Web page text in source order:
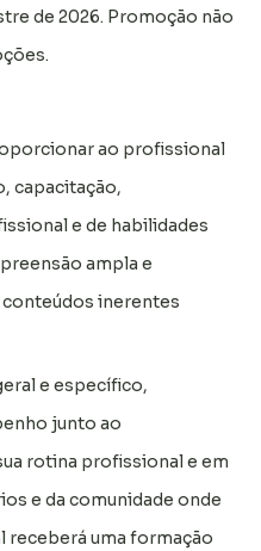
de 2026. Promoção não
ao profissional
capacitação,
e de habilidades
ampla e
inerentes
e específico,
junto ao
rotina profissional e em
e da comunidade onde
receberá uma formação